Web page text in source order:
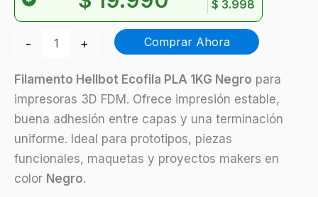
$ 3.998
Filamento Hellbot Ecofila PLA 1KG Negro para
impresoras 3D FDM. Ofrece impresión estable,
buena adhesión entre capas y una terminación
uniforme. Ideal para prototipos, piezas
funcionales, maquetas y proyectos makers en
color Negro.
-
Ecofila
Negro
1kg
cantidad
+ Comprar Ahora